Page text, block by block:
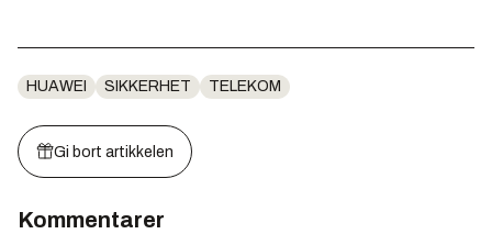
HUAWEI SIKKERHET TELEKOM
Gi bort artikkelen
Kommentarer